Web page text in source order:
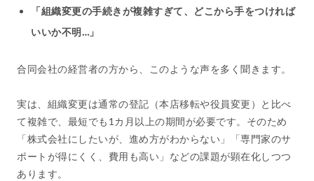
「組織変更の手続きが複雑すぎて、どこから手をつければ
いいか不明…」
合同会社の経営者の方から、このような声を多く聞きます。
実は、組織変更は通常の登記（本店移転や役員変更）と比べ
て複雑で、最短でも1カ月以上の期間が必要です。そのため
「株式会社にしたいが、進め方がわからない」「専門家のサ
ポートが得にくく、費用も高い」などの課題が顕在化しつつ
あります。